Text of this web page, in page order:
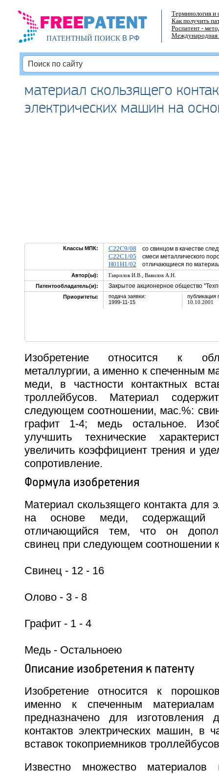
ПАТЕНТНЫЙ ПОИСКВ РФ
Терминология и
Как получить
Роспатент -
Международная
материал скользящего
электрических машин на
Классы МПК: C22C9/08 со свинцом в качестве
C22C1/05 смеси металлического
H01H1/02 отличающиеся по
Автор(ы): Гаврилов И.В. , Вавилов А.Н.
Патентообладатель(и):
Закрытое акционерное общество
Приоритеты:
подача заявки:
1999-11-15
публикация
10.10.2001
Изобретение относится к
металлургии, а именно к спеченным
меди, в частности контактных
троллейбусов. Материал
следующем соотношении, мас.%:
графит 1-4; медь остальное.
улучшить технические
увеличить коэффициент трения и
сопротивление.
Формула изобретения
Материал скользящего контакта для
на основе меди, содержащий
отличающийся тем, что он
свинец при следующем соотношении
Свинец - 12 - 16
Олово - 3 - 8
Графит - 1 - 4
Медь - Остальноею
Описание изобретения к патенту
Изобретение относится к
именно к спеченным
предназначено для изготовления
контактов электрических машин, в
вставок токоприемников
Известно множество